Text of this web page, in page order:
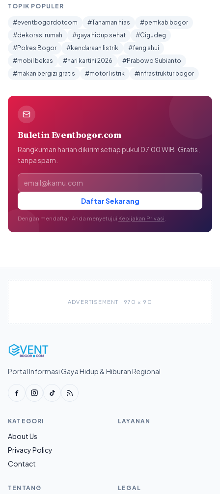
TOPIK POPULER
#eventbogordotcom #Tanaman hias
#pemkab bogor
#dekorasi rumah
#gaya hidup sehat
#Cigudeg
#Polres Bogor
#kendaraan listrik
#feng shui
#mobil bekas
#hari kartini 2026
#Prabowo Subianto
#makan bergizi gratis
#motor listrik #infrastruktur bogor
Buletin Eventbogor.com
Rangkuman harian dikirim setiap pukul 07.00 WIB. Gratis,
tanpa spam.
Alamat email
Daftar Sekarang
Dengan mendaftar, Anda menyetujui Kebijakan Privasi
ADVERTISEMENT · 970 × 90
Portal Informasi Gaya Hidup & Hiburan Regional
KATEGORI
About Us
Privacy Policy
Contact
LAYANAN
TENTANG LEGAL